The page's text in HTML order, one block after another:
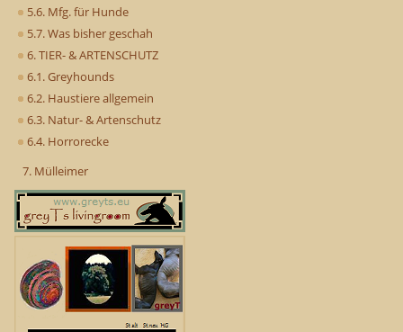
5.6. Mfg. für Hunde
5.7. Was bisher geschah
6. TIER- & ARTENSCHUTZ
6.1. Greyhounds
6.2. Haustiere allgemein
6.3. Natur- & Artenschutz
6.4. Horrorecke
7. Mülleimer